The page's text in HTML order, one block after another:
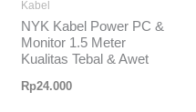
Kabel
NYK Kabel Power PC &
Monitor 1.5 Meter
Kualitas Tebal & Awet
Rp24.000